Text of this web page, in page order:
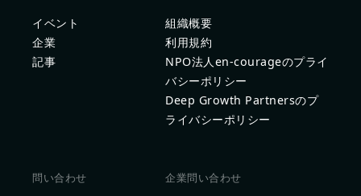
イベント
企業
記事
組織概要
利用規約
NPO法人en-courageのプライ
バシーポリシー
Deep Growth Partnersのプ
ライバシーポリシー
問い合わせ 企業問い合わせ